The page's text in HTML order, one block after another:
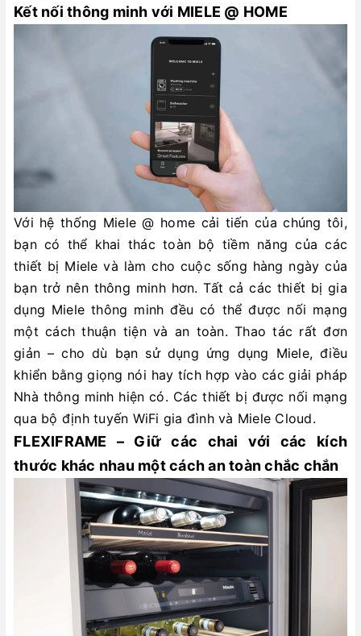
Kết nối thông minh với MIELE @ HOME
Với hệ thống Miele @ home cải tiến của chúng tôi,
bạn có thể khai thác toàn bộ tiềm năng của các
thiết bị Miele và làm cho cuộc sống hàng ngày của
bạn trở nên thông minh hơn. Tất cả các thiết bị gia
dụng Miele thông minh đều có thể được nối mạng
một cách thuận tiện và an toàn. Thao tác rất đơn
giản – cho dù bạn sử dụng ứng dụng Miele, điều
khiển bằng giọng nói hay tích hợp vào các giải pháp
Nhà thông minh hiện có. Các thiết bị được nối mạng
qua bộ định tuyến WiFi gia đình và Miele Cloud.
FLEXIFRAME – Giữ các chai với các kích
thước khác nhau một cách an toàn chắc chắn